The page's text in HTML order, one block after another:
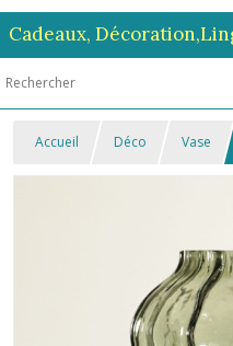
Cadeaux,
Accueil Déco Vase